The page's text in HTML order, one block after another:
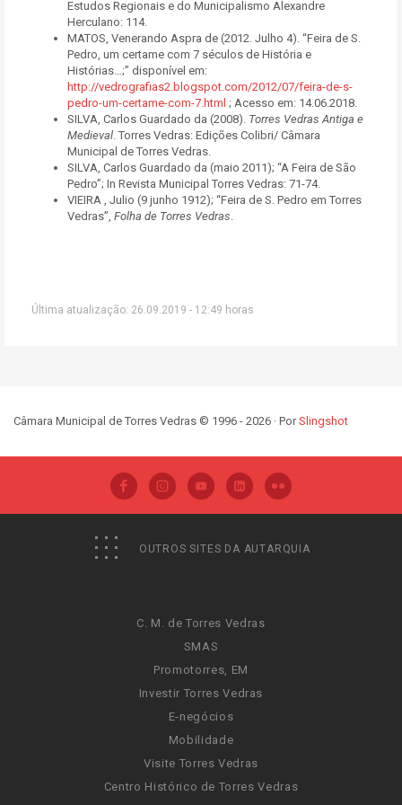
Estudos Regionais e do Municipalismo Alexandre
Herculano: 114.
MATOS, Venerando Aspra de (2012. Julho 4). “Feira de S.
Pedro, um certame com 7 séculos de História e
Histórias…;” disponível em:
http://vedrografias2.blogspot.com/2012/07/feira-de-s-
pedro-um-certame-com-7.html ; Acesso em: 14.06.2018.
SILVA, Carlos Guardado da (2008). Torres Vedras Antiga e
Medieval. Torres Vedras: Edições Colibri/ Câmara
Municipal de Torres Vedras.
SILVA, Carlos Guardado da (maio 2011); “A Feira de São
Pedro”; In Revista Municipal Torres Vedras: 71-74.
VIEIRA , Julio (9 junho 1912); “Feira de S. Pedro em Torres
Vedras”, Folha de Torres Vedras.
Última atualização: 26.09.2019 - 12:49 horas
Câmara Municipal de Torres Vedras © 1996 - 2026 · PorSlingshot
OUTROS SITES DA AUTARQUIA
C. M. de Torres Vedras
SMAS
Promotorres, EM
Investir Torres Vedras
E-negócios
Mobilidade
Visite Torres Vedras
Centro Histórico de Torres Vedras